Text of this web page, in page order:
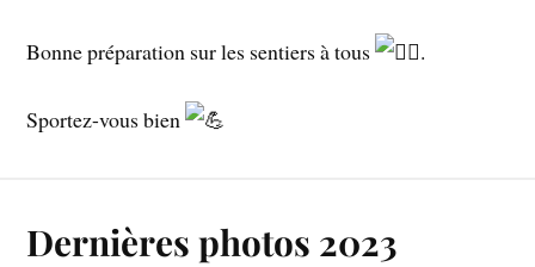
Bonne préparation sur les sentiers à tous .
Sportez-vous bien
Dernières photos 2023